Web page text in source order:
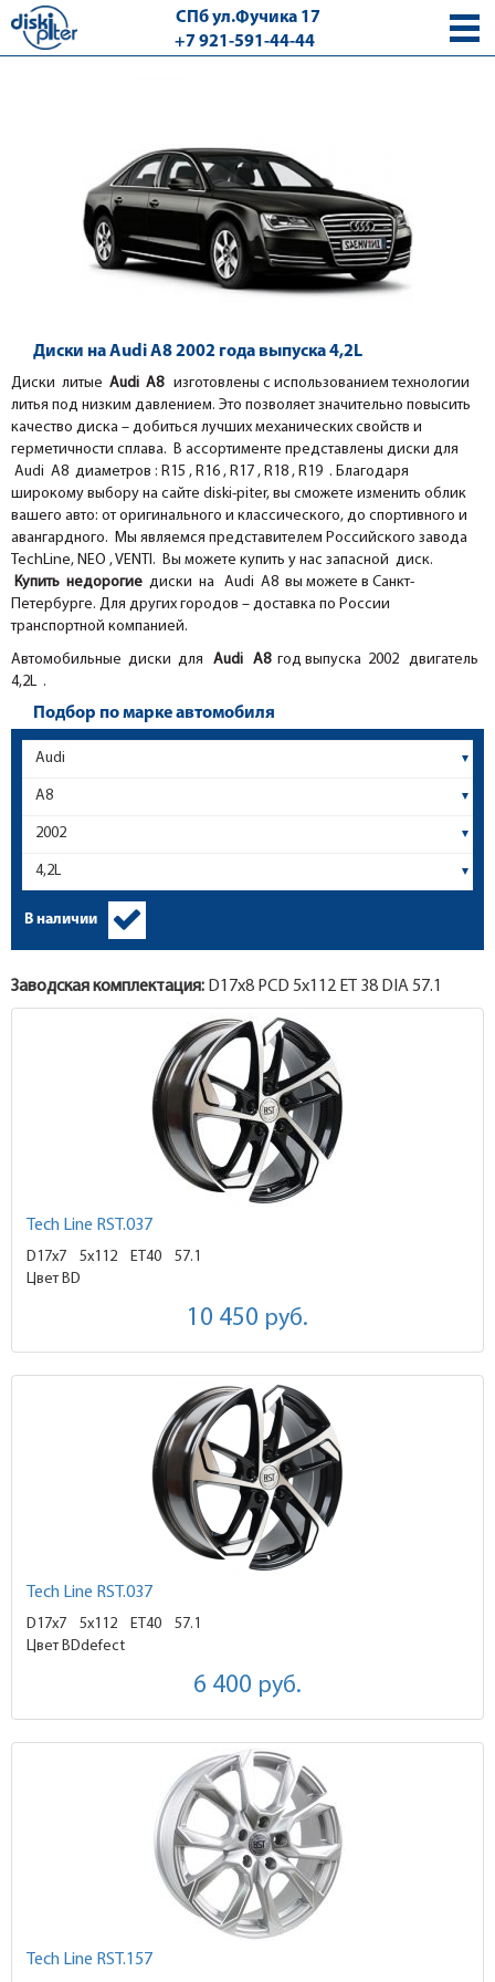
СПб ул.Фучика 17
+7 921-591-44-44
Диски на Audi A8 2002 года выпуска 4,2L
Диски литые Audi A8 изготовлены с использованием технологии
литья под низким давлением. Это позволяет значительно повысить
качество диска – добиться лучших механических свойств и
герметичности сплава. В ассортименте представлены диски для
Audi A8 диаметров : R15 , R16 , R17 , R18 , R19 . Благодаря
широкому выбору на сайте diski-piter, вы сможете изменить облик
вашего авто: от оригинального и классического, до спортивного и
авангардного. Мы являемся представителем Российского завода
TechLine, NEO , VENTI. Вы можете купить у нас запасной диск.
Купить недорогие диски на Audi A8 вы можете в Санкт-
Петербурге. Для других городов – доставка по России
транспортной компанией.
Автомобильные диски для
Audi A8год выпуска 2002 двигатель
4,2L .
Подбор по марке автомобиля
В наличии
Заводская комплектация: D17x8 PCD 5x112 ET 38 DIA 57.1
Tech Line RST.037
D17x7 5x112 ET40
57.1
Цвет BD
10 450 руб.
Tech Line RST.037
D17x7 5x112 ET40
57.1
Цвет BDdefect
6 400 руб.
Tech Line RST.157